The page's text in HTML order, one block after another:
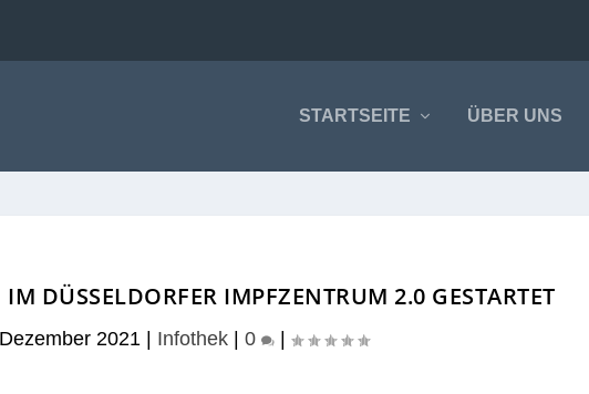
STARTSEITE ÜBER UNS
DÜSSELDORFER IMPFZENTRUM 2.0 GESTARTET
2021| Infothek| 0 |